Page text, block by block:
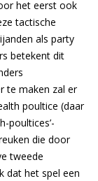
het eerst ook
tactische
als party
betekent dit
te maken zal er
poultice (daar
poultices’-
die door
tweede
dat het spel een